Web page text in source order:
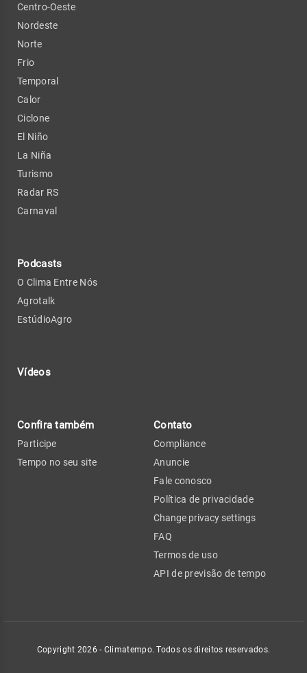
Centro-Oeste
Nordeste
Norte
Frio
Temporal
Calor
Ciclone
El Niño
La Niña
Turismo
Radar RS
Carnaval
Podcasts
O Clima Entre Nós
Agrotalk
EstúdioAgro
Vídeos
Confira também
Participe
Tempo no seu site
Contato
Compliance
Anuncie
Fale conosco
Política de privacidade
Change privacy settings
FAQ
Termos de uso
API de previsão de tempo
Copyright 2026 - Climatempo. Todos os direitos reservados.